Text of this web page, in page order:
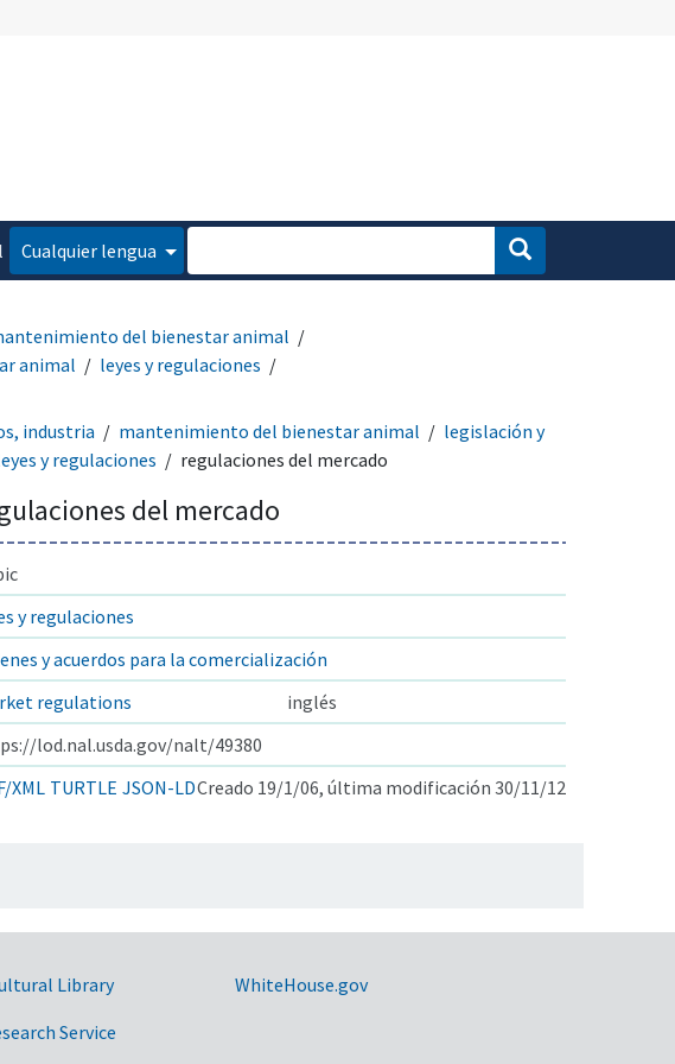
Cualquier lengua
del bienestar animal
animal
leyes y regulaciones
industria
mantenimiento del bienestar animal
legislación y
y regulaciones regulaciones del mercado
del mercado
y regulaciones
y acuerdos para la comercialización
regulations
inglés
lod.nal.usda.gov/nalt/49380
XML TURTLE JSON-LDCreado 19/1/06, última modificación 30/11/12
Library
Service
WhiteHouse.gov